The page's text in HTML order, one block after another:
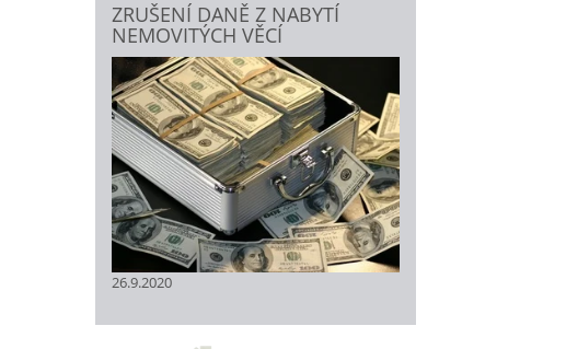
ZRUŠENÍ DANĚ Z NABYTÍ
NEMOVITÝCH VĚCÍ
26.9.2020